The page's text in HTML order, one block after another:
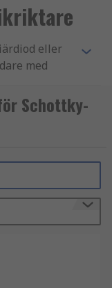
eller
med
genom
0,45 volt.
Schottky-